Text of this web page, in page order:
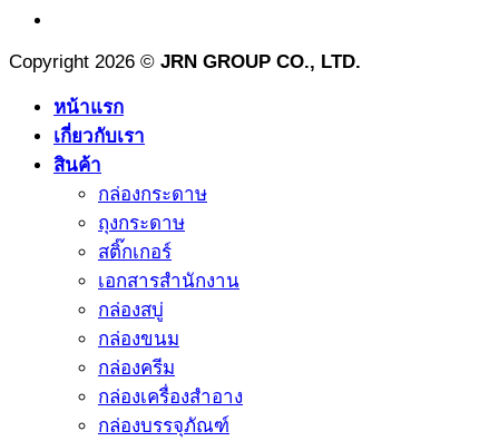
Copyright 2026 © JRN GROUP CO., LTD.
หน้าแรก
เกี่ยวกับเรา
สินค้า
กล่องกระดาษ
ถุงกระดาษ
สติ๊กเกอร์
เอกสารสำนักงาน
กล่องสบู่
กล่องขนม
กล่องครีม
กล่องเครื่องสำอาง
กล่องบรรจุภัณฑ์